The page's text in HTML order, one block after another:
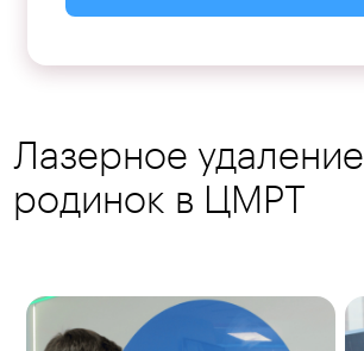
Лазерное удаление
родинок в ЦМРТ